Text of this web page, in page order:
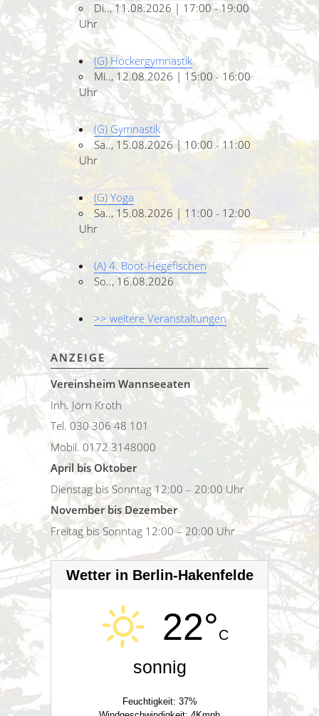
Di.., 11.08.2026 | 17:00 - 19:00
Uhr
(G) Hockergymnastik
Mi.., 12.08.2026 | 15:00 - 16:00
Uhr
(G) Gymnastik
Sa.., 15.08.2026 | 10:00 - 11:00
Uhr
(G) Yoga
Sa.., 15.08.2026 | 11:00 - 12:00
Uhr
(A) 4. Boot-Hegefischen
So.., 16.08.2026
>> weitere Veranstaltungen
ANZEIGE
Vereinsheim Wannseeaten
Inh. Jörn Kroth
Tel. 030 306 48 101
Mobil. 0172 3148000
April bis Oktober
Dienstag bis Sonntag 12:00 – 20:00 Uhr
November bis Dezember
Freitag bis Sonntag 12:00 – 20:00 Uhr
Wetter in Berlin-Hakenfelde
22°C
sonnig
Feuchtigkeit: 37%